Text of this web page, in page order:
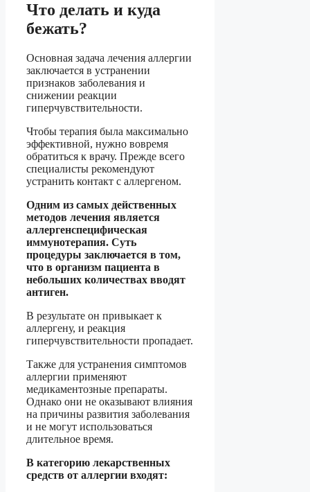
Что делать и куда
бежать?
Основная задача лечения аллергии
заключается в устранении
признаков заболевания и
снижении реакции
гиперчувствительности.
Чтобы терапия была максимально
эффективной, нужно вовремя
обратиться к врачу. Прежде всего
специалисты рекомендуют
устранить контакт с аллергеном.
Одним из самых действенных
методов лечения является
аллергенспецифическая
иммунотерапия. Суть
процедуры заключается в том,
что в организм пациента в
небольших количествах вводят
антиген.
В результате он привыкает к
аллергену, и реакция
гиперчувствительности пропадает.
Также для устранения симптомов
аллергии применяют
медикаментозные препараты.
Однако они не оказывают влияния
на причины развития заболевания
и не могут использоваться
длительное время.
В категорию лекарственных
средств от аллергии входят: